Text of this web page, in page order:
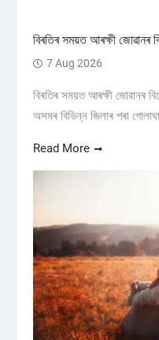
বিৰতিৰ সময়ত আৰক্ষী জোৱানৰ
7 Aug 2026
বিৰতিৰ সময়ত আৰক্ষী জোৱানৰ
অসমৰ বিভিন্ন জিলাৰ পৰা
Read More